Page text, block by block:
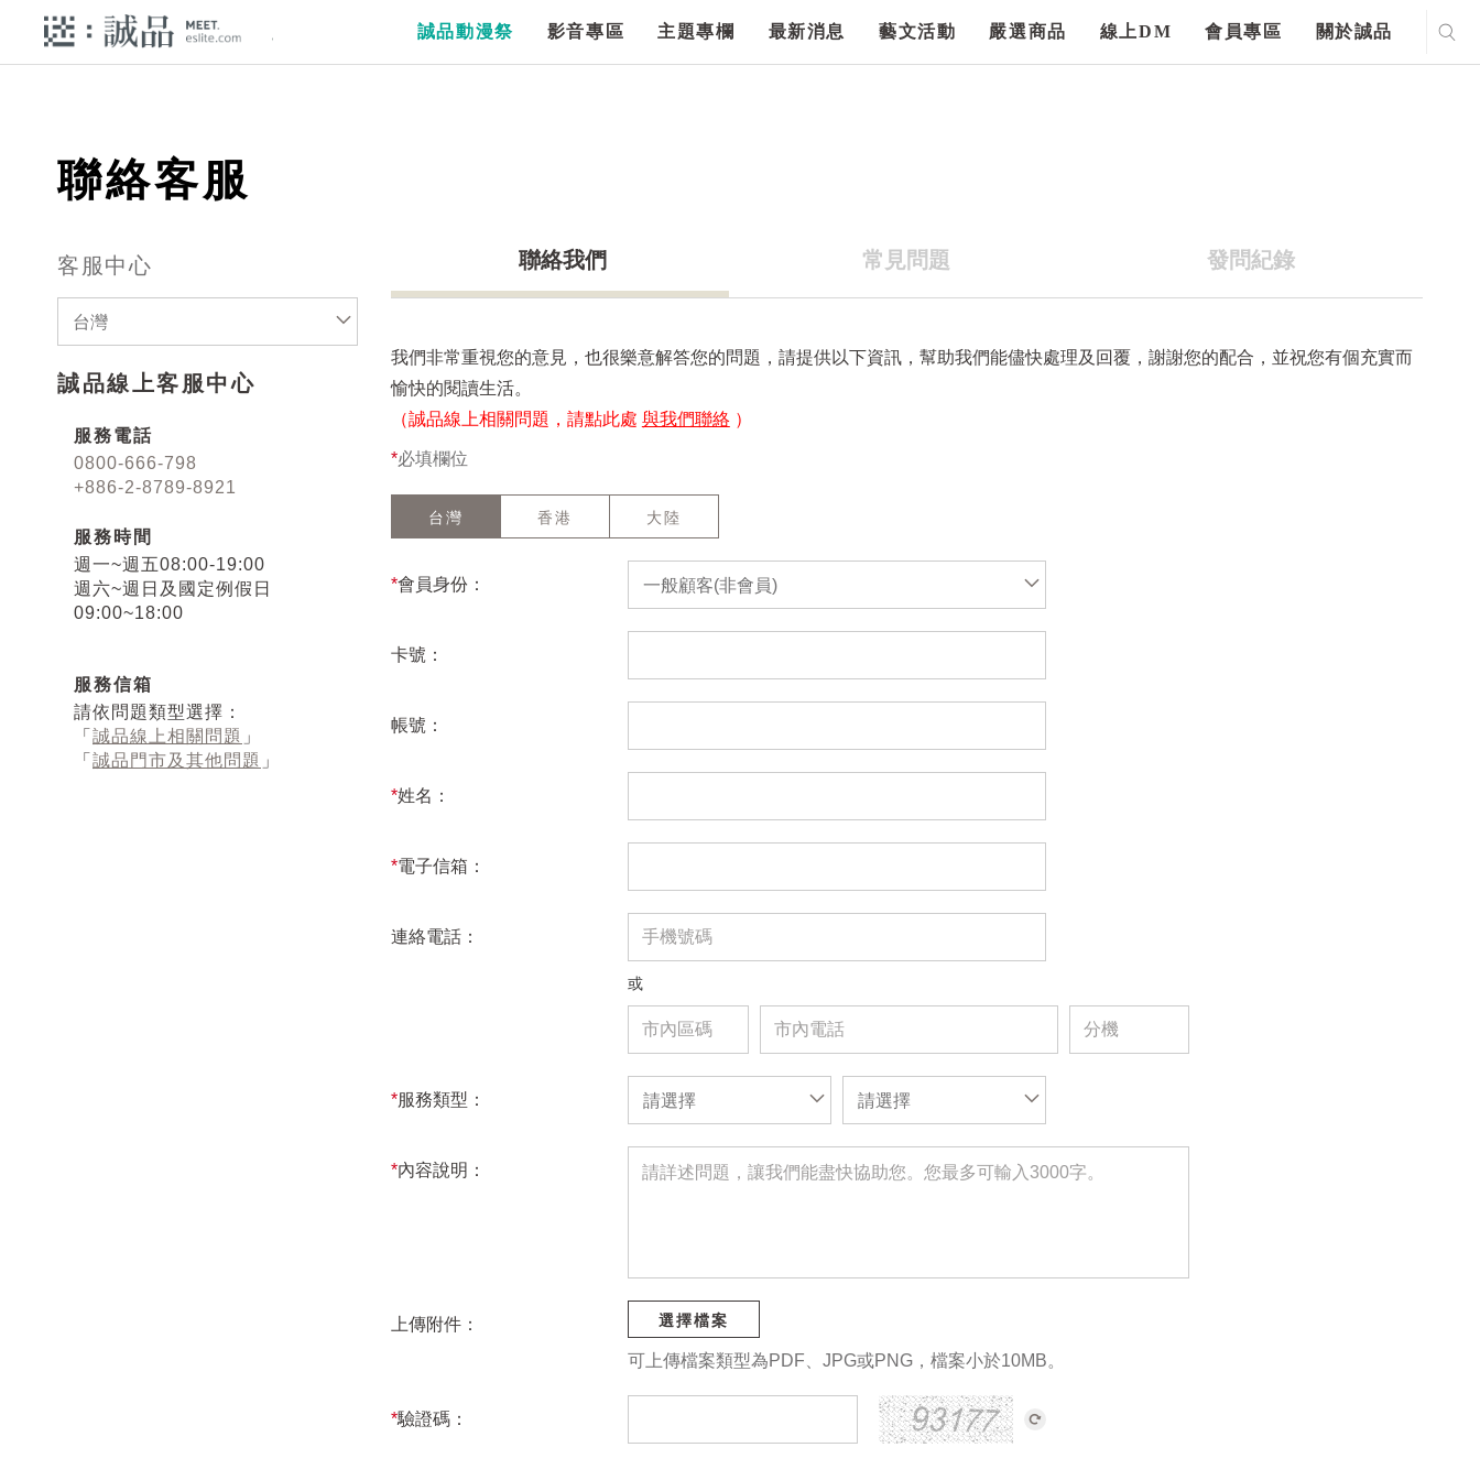
誠品動漫祭 影音專區 主題專欄 最新消息 藝文活動 嚴選商品 線上DM 會員專區 關於誠品
聯絡客服
客服中心
台灣
誠品線上客服中心
服務電話
0800-666-798
+886-2-8789-8921
服務時間
週一~週五08:00-19:00
週六~週日及國定例假日
09:00~18:00
服務信箱
請依問題類型選擇：
「 誠品線上相關問題 」
「 誠品門市及其他問題 」
聯絡我們 常見問題 發問紀錄
我們非常重視您的意見，也很樂意解答您的問題，請提供以下資訊，幫助我們能儘快處理及回覆，謝謝您的配合，並祝您有個充實而
愉快的閱讀生活。
（誠品線上相關問題，請點此處 與我們聯絡 ）
*必填欄位
台灣 香港 大陸
*會員身份： 一般顧客(非會員)
卡號：
帳號：
*姓名：
*電子信箱：
連絡電話：
或
*服務類型： 請選擇 請選擇
*內容說明：
上傳附件： 選擇檔案
可上傳檔案類型為PDF、JPG或PNG，檔案小於10MB。
*驗證碼：